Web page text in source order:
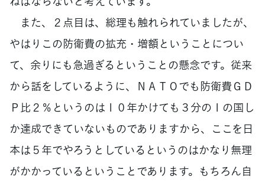
また、２点目は、総理も触れられていましたが、
やはりこの防衛費の拡充・増額ということについ
て、余りにも急過ぎるということの懸念です。従来
から話をしているように、ＮＡＴＯでも防衛費ＧＤ
Ｐ比２％というのは１０年かけても３分の１の国し
か達成できていないものでありますから、ここを日
本は５年でやろうとしているというのはかなり無理
がかかっているということであります。もちろん自